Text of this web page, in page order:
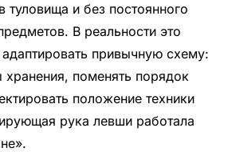
туловища и без постоянного
В реальности это
адаптировать привычную схему:
хранения, поменять порядок
положение техники
рука левши работала